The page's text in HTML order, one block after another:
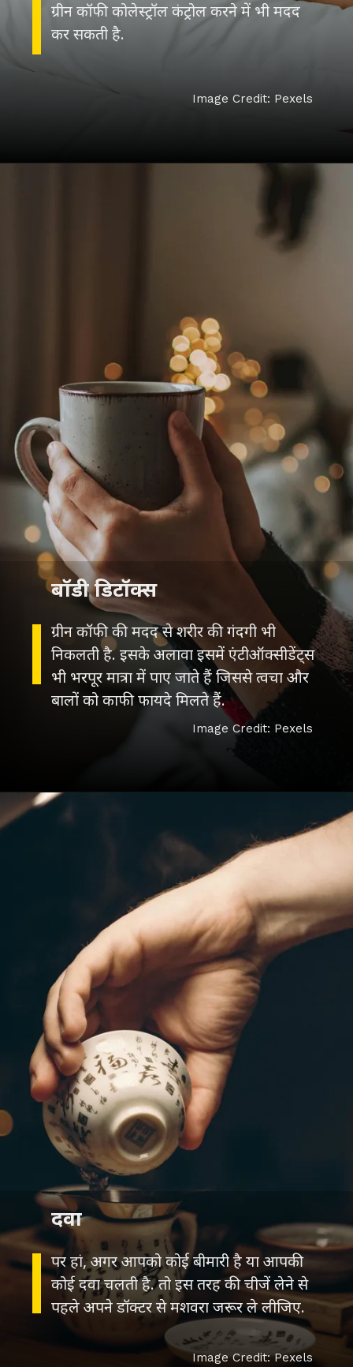
ग्रीन कॉफी कोलेस्ट्रॉल कंट्रोल करने में भी मदद
कर सकती है.
Image Credit: Pexels
ग्रीन कॉफी की मदद से शरीर की गंदगी भी
निकलती है. इसके अलावा इसमें एंटीऑक्सीडेंट्स
भी भरपूर मात्रा में पाए जाते हैं जिससे त्वचा और
बालों को काफी फायदे मिलते हैं.
बॉडी डिटॉक्स
Image Credit: Pexels
पर हां, अगर आपको कोई बीमारी है या आपकी
कोई दवा चलती है. तो इस तरह की चीजें लेने से
पहले अपने डॉक्टर से मशवरा जरूर ले लीजिए.
दवा
Image Credit: Pexels